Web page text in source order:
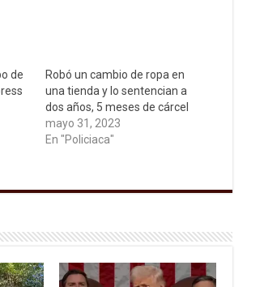
de
Robó un cambio de ropa en
una tienda y lo sentencian a
dos años, 5 meses de cárcel
mayo 31, 2023
En "Policiaca"